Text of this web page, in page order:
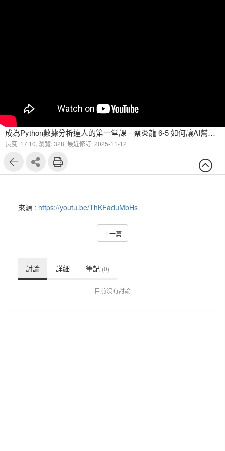
成為Python數據分析達人的第一堂課－蔡炎龍 6-5 如何讓AI幫助我們學習
長度: 17:10, 瀏覽: 328, 最近修訂: 2025-11-12
來源 : https://youtu.be/ThKFaduMbHs
上一篇
討論 詳細 筆記 (0)
目前沒有討論